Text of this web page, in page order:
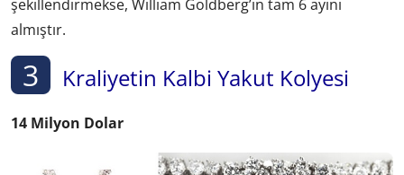
şekillendirmekse, William Goldberg’in tam 6 ayını
almıştır.
3 Kraliyetin Kalbi Yakut Kolyesi
14 Milyon Dolar